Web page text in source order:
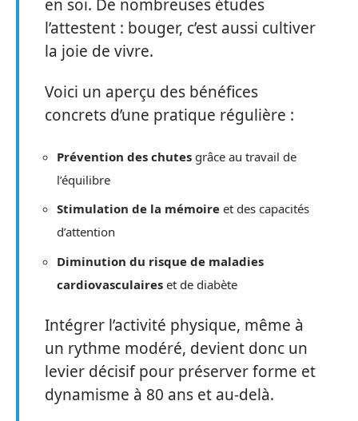
en soi. De nombreuses études
l’attestent : bouger, c’est aussi cultiver
la joie de vivre.
Voici un aperçu des bénéfices
concrets d’une pratique régulière :
Prévention des chutes grâce au travail de
l’équilibre
Stimulation de la mémoire et des capacités
d’attention
Diminution du risque de maladies
cardiovasculaires et de diabète
Intégrer l’activité physique, même à
un rythme modéré, devient donc un
levier décisif pour préserver forme et
dynamisme à 80 ans et au-delà.